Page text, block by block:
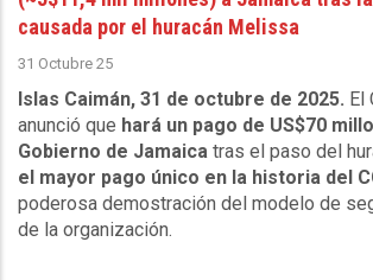
causada por el huracán Melissa
31 Octubre 25
Islas Caimán, 31 de octubre de 2025. El
anunció que hará un pago de US$70
Gobierno de Jamaica tras el paso del
el mayor pago único en la historia del
poderosa demostración del modelo de
de la organización.